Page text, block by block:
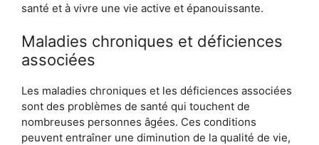
santé et à vivre une vie active et épanouissante.
Maladies chroniques et déficiences
associées
Les maladies chroniques et les déficiences associées
sont des problèmes de santé qui touchent de
nombreuses personnes âgées. Ces conditions
peuvent entraîner une diminution de la qualité de vie,